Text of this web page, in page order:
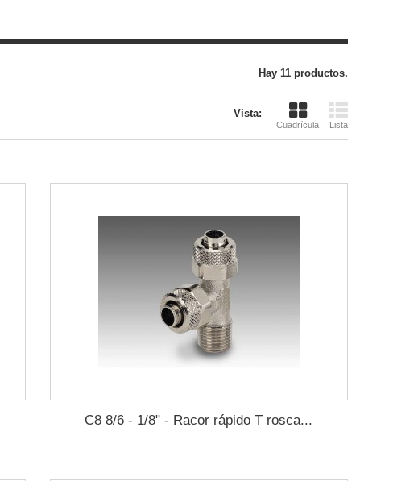
Hay 11 productos.
Vista:
Cuadrícula Lista
C8 8/6 - 1/8" - Racor rápido T rosca...